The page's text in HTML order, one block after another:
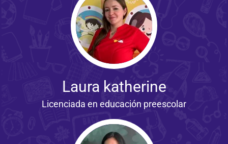
Laura katherine
Licenciada en educación preescolar